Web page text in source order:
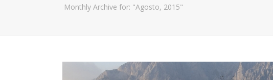
Monthly Archive for: "Agosto, 2015"